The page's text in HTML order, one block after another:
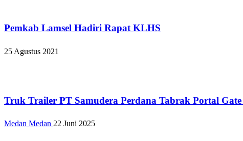
Pemkab Lamsel Hadiri Rapat KLHS
25 Agustus 2021
Truk Trailer PT Samudera Perdana Tabrak Portal
Medan Medan 22 Juni 2025